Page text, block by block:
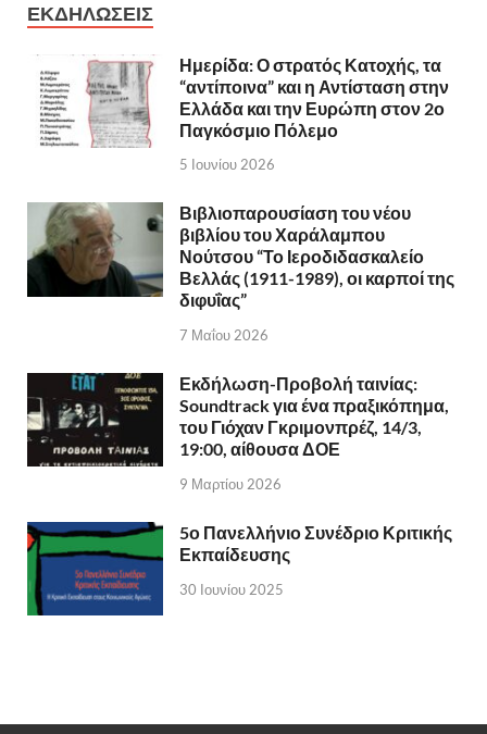
ΕΚΔΗΛΩΣΕΙΣ
Ημερίδα: Ο στρατός Κατοχής, τα
“αντίποινα” και η Αντίσταση στην
Ελλάδα και την Ευρώπη στον 2ο
Παγκόσμιο Πόλεμο
5 Ιουνίου 2026
Βιβλιοπαρουσίαση του νέου
βιβλίου του Χαράλαμπου
Νούτσου “Το Ιεροδιδασκαλείο
Βελλάς (1911-1989), οι καρποί της
διφυΐας”
7 Μαΐου 2026
Εκδήλωση-Προβολή ταινίας:
Soundtrack για ένα πραξικόπημα,
του Γιόχαν Γκριμονπρέζ, 14/3,
19:00, αίθουσα ΔΟΕ
9 Μαρτίου 2026
5ο Πανελλήνιο Συνέδριο Κριτικής
Εκπαίδευσης
30 Ιουνίου 2025